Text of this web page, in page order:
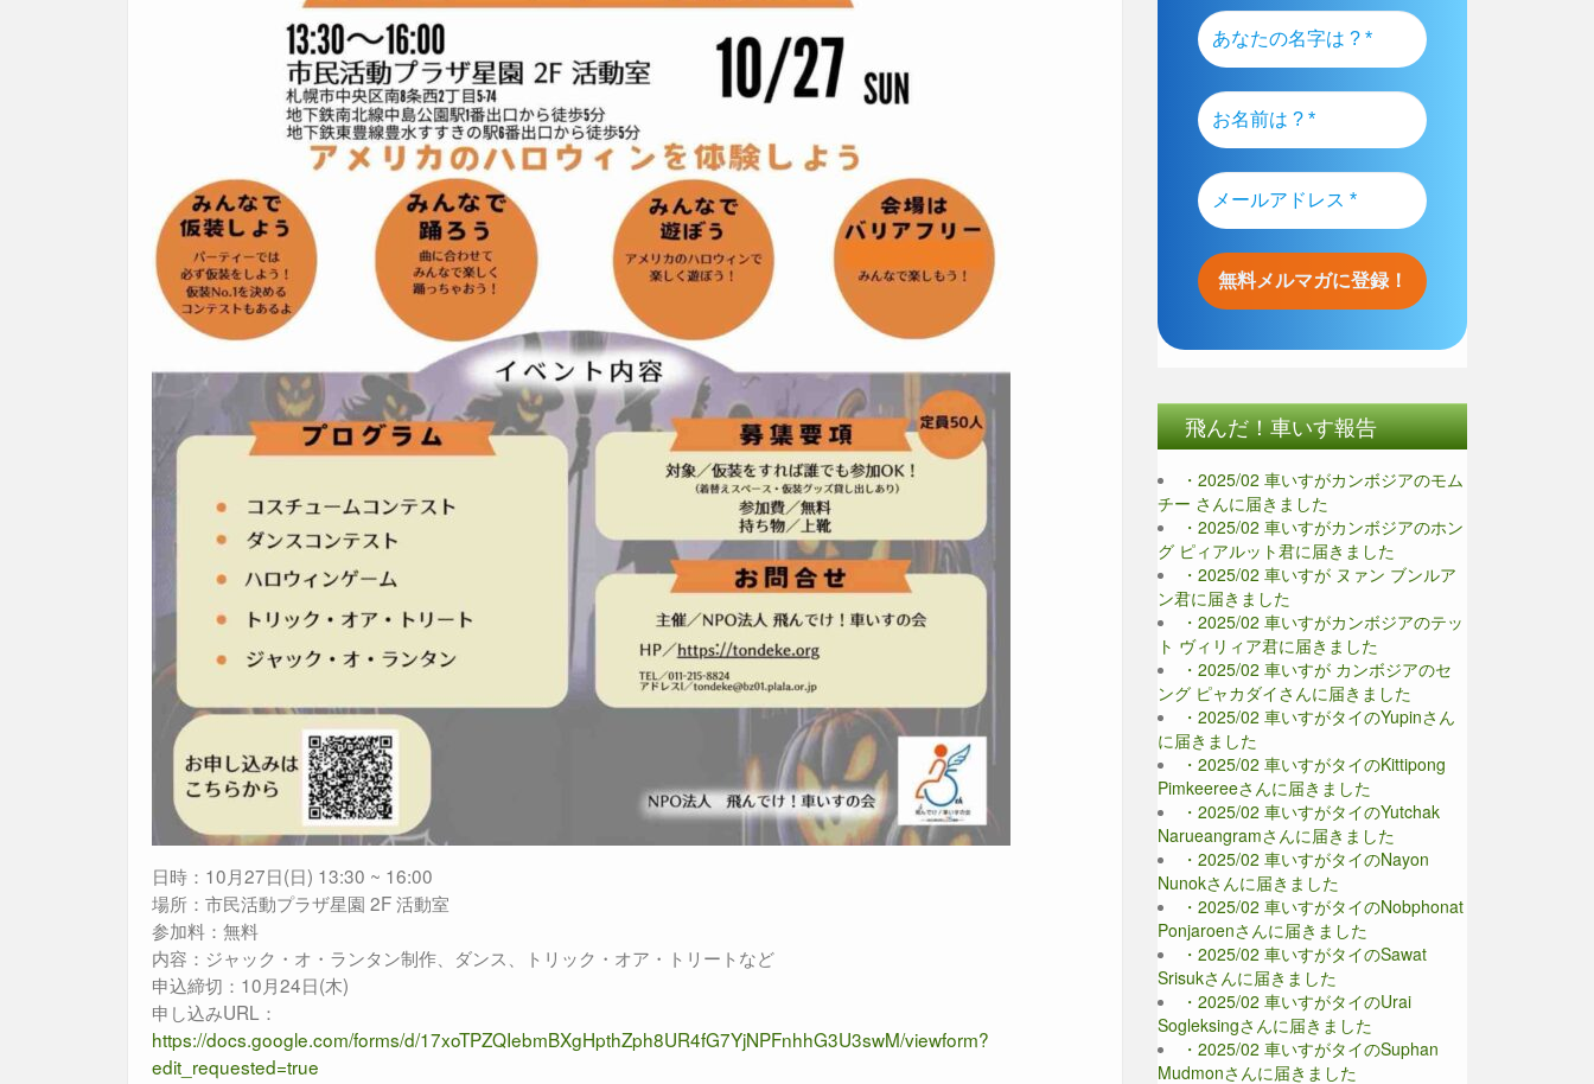
日時：10月27日(日) 13:30 ~ 16:00
場所：市民活動プラザ星園 2F 活動室
参加料：無料
内容：ジャック・オ・ランタン制作、ダンス、トリック・オア・トリートなど
申込締切：10月24日(木)
申し込みURL：
https://docs.google.com/forms/d/17xoTPZQIebmBXgHpthZph8UR4fG7YjNPFnhhG3U3swM/viewform?
edit_requested=true
飛んだ！車いす報告
・2025/02 車いすがカンボジアのモム
チー さんに届きました
・2025/02 車いすがカンボジアのホン
グ ピィアルット君に届きました
・2025/02 車いすが ヌァン ブンルア
ン君に届きました
・2025/02 車いすがカンボジアのテッ
ト ヴィリィア君に届きました
・2025/02 車いすが カンボジアのセ
ング ピャカダイさんに届きました
・2025/02 車いすがタイのYupinさん
に届きました
・2025/02 車いすがタイのKittipong
Pimkeereeさんに届きました
・2025/02 車いすがタイのYutchak
Narueangramさんに届きました
・2025/02 車いすがタイのNayon
Nunokさんに届きました
・2025/02 車いすがタイのNobphonat
Ponjaroenさんに届きました
・2025/02 車いすがタイのSawat
Srisukさんに届きました
・2025/02 車いすがタイのUrai
Sogleksingさんに届きました
・2025/02 車いすがタイのSuphan
Mudmonさんに届きました